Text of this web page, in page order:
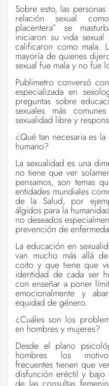
Sobre esto, las
relación sexual
placentera” se
iniciaron su vida
calificaron como mala.
mayoría de quienes
sexual fue mala y no fue
Publimetro conversó
especializada en
preguntas sobre
sexuales más
sexualidad libre y
¿Qué tan necesaria es
humano?
La sexualidad es una
no tiene que ver
pensamos, son temas
entidades mundiales
de la Salud, por
álgidos para la
no deseados
prevención de
La educación en
van mucho más allá
coito y que tiene que
identidad de cada ser
con enseñar a poner
emocionalmente y
equidad de género.
¿Cuáles son los
en hombres y mujeres?
Desde el plano
hombres los
frecuentes tienen que
disfunción eréctil y bajo
de las consultas